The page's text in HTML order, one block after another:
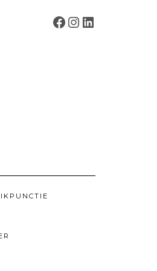
FACEBOOK
INSTAGRAM
LINKEDIN